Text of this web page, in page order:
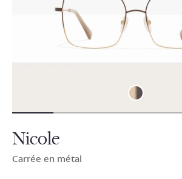
Nicole
Carrée en métal